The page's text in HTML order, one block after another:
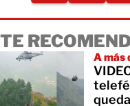
TE
A más